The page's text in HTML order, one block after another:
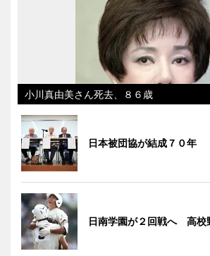
小川真由美さん死去、８６歳
日本被団協が結成７０年
日南学園が２回戦へ 高校